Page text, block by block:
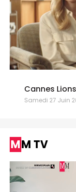
Cannes
Samedi 27 Juin
MM TV